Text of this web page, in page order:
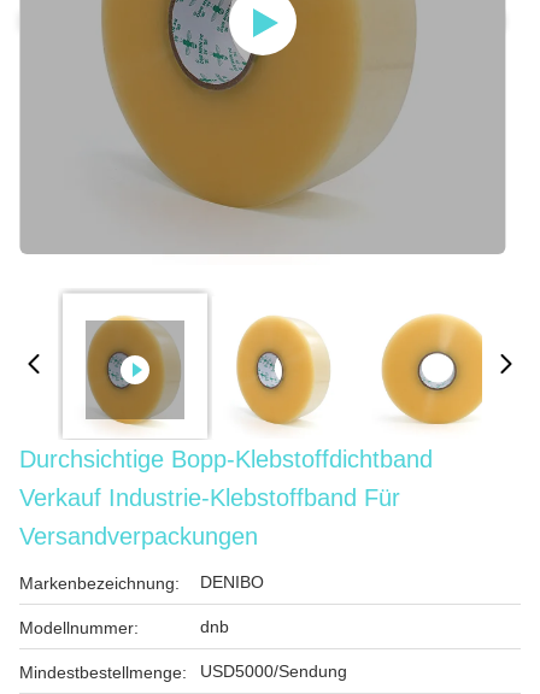
Durchsichtige Bopp-Klebstoffdichtband
Verkauf Industrie-Klebstoffband Für
Versandverpackungen
Markenbezeichnung: DENIBO
Modellnummer: dnb
Mindestbestellmenge: USD5000/Sendung